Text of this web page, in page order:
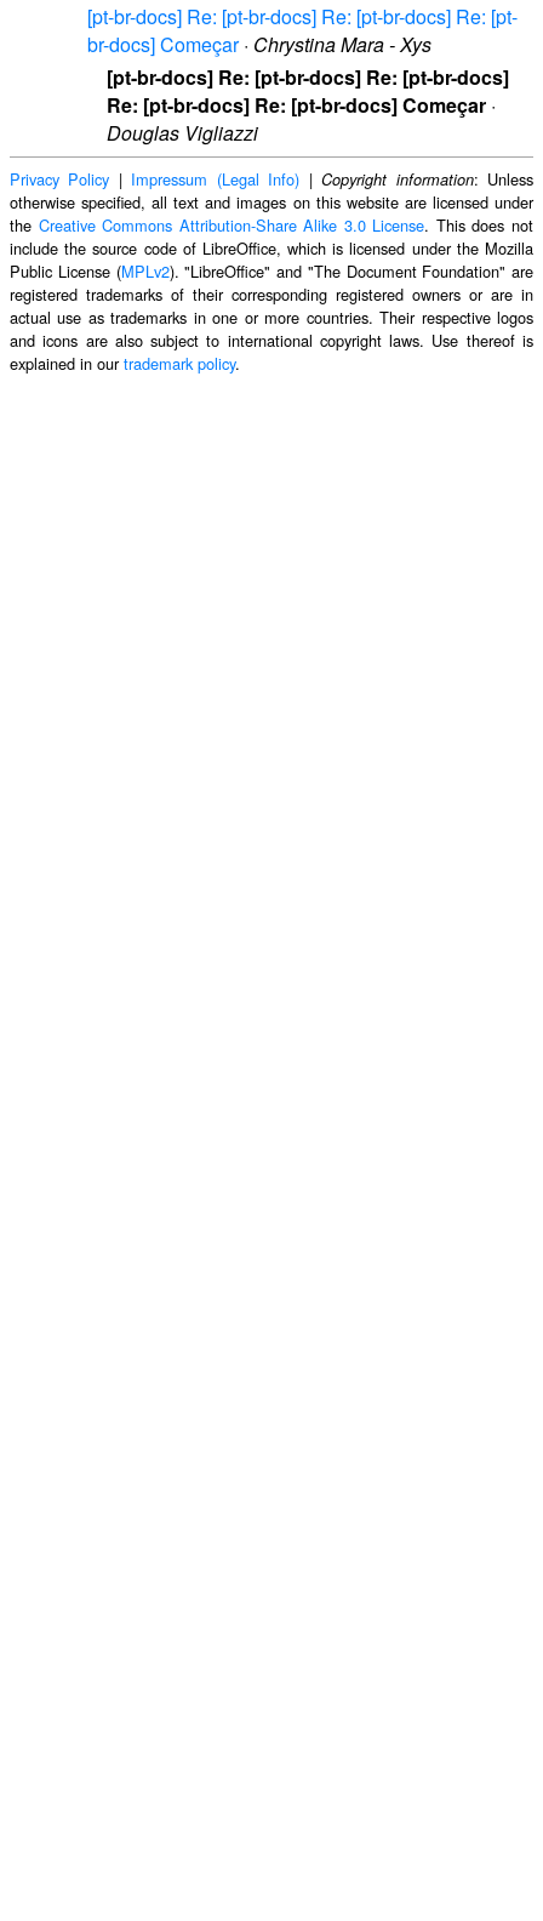
[pt-br-docs] Re: [pt-br-docs] Re: [pt-br-docs] Re: [pt-
br-docs] Começar· Chrystina Mara - Xys
[pt-br-docs] Re: [pt-br-docs] Re: [pt-br-docs]
Re: [pt-br-docs] Re: [pt-br-docs] Começar ·
Douglas Vigliazzi
Privacy Policy | Impressum (Legal Info) |Copyright information: Unless
otherwise specified, all text and images on this website are licensed under
the Creative Commons Attribution-Share Alike 3.0 License. This does not
include the source code of LibreOffice, which is licensed under the Mozilla
Public License (MPLv2). "LibreOffice" and "The Document Foundation" are
registered trademarks of their corresponding registered owners or are in
actual use as trademarks in one or more countries. Their respective logos
and icons are also subject to international copyright laws. Use thereof is
explained in ourtrademark policy.